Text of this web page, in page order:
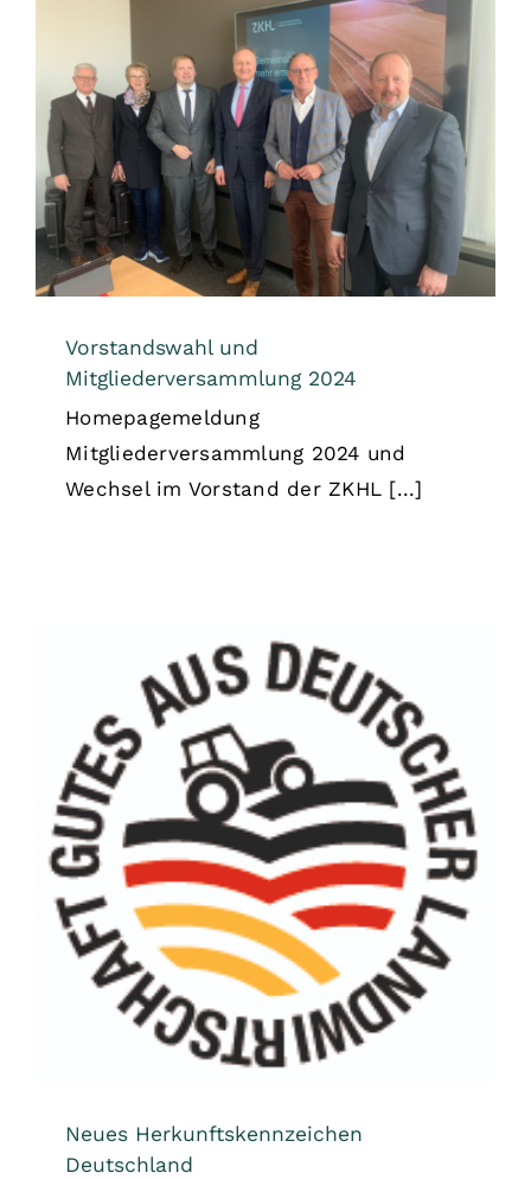
Vorstandswahl und
Mitgliederversammlung 2024
Allgemein
Vorstandswahl und
Mitgliederversammlung 2024
Homepagemeldung
Mitgliederversammlung 2024 und
Wechsel im Vorstand der ZKHL [...]
Neues Herkunftskennzeichen
Deutschland
Allgemein
Neues Herkunftskennzeichen
Deutschland